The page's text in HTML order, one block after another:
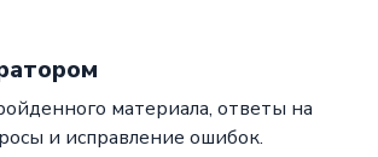
материала, ответы на
и исправление ошибок.